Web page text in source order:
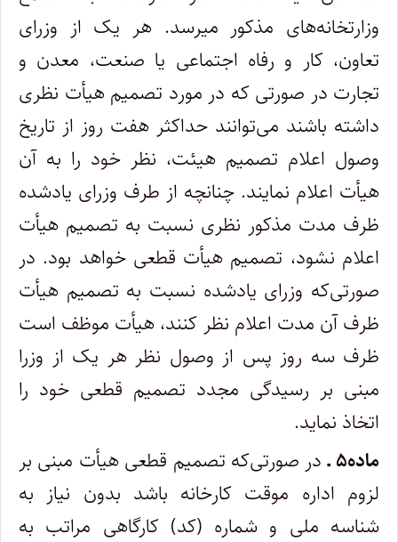
وزارتخانه‌های مذکور می­رسد. هر یک از وزرای
تعاون، کار و رفاه اجتماعی یا صنعت، معدن و
تجارت در صورتی که در مورد تصمیم هیأت نظری
داشته باشند می‌توانند حداکثر هفت روز از تاریخ
وصول اعلام تصمیم هیئت، نظر خود را به آن
هیأت اعلام نمایند. چنانچه از طرف وزرای یادشده
ظرف مدت مذکور نظری نسبت به تصمیم هیأت
اعلام نشود، تصمیم هیأت قطعی خواهد بود. در
صورتی­‌که وزرای یادشده نسبت به تصمیم هیأت
ظرف آن مدت اعلام ­نظر کنند، هیأت موظف است
ظرف سه روز پس از وصول نظر هر یک از وزرا
مبنی بر رسیدگی مجدد تصمیم قطعی خود را
اتخاذ نماید.
ماده۵ ـ
در صورتی­‌که تصمیم قطعی هیأت مبنی بر
لزوم اداره موقت کارخانه باشد بدون نیاز به
شناسه ملی و شماره (کد) کارگاهی مراتب به